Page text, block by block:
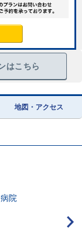
はこちら
地図・アクセス